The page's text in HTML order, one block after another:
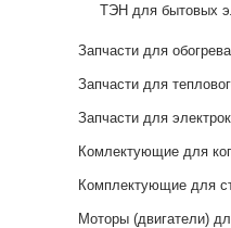
ТЭН для бытовых
Запчасти для
Запчасти для
Запчасти для
Комлектующие для
Комплектующие для
Моторы (двигатели)